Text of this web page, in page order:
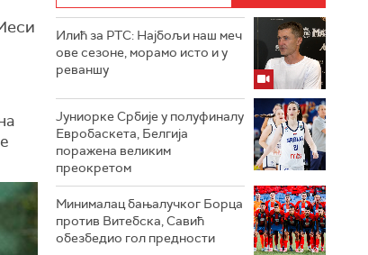
Илић за РТС: Најбољи наш меч
ове сезоне, морамо исто и у
реваншу
Јуниорке Србије у полуфиналу
Евробаскета, Белгија
поражена великим
преокретом
Минималац бањалучког Борца
против Витебска, Савић
обезбедио гол предности